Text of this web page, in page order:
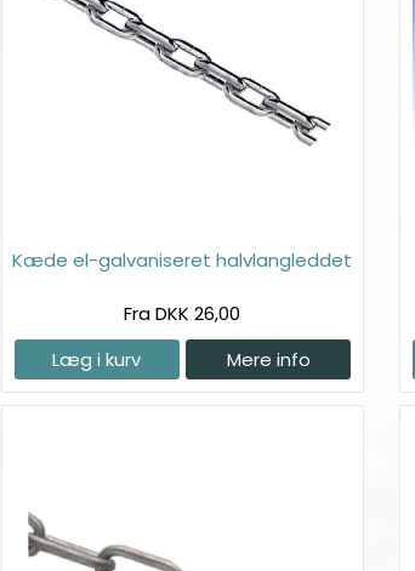
Kæde el-galvaniseret halvlangleddet
Fra DKK 26,00
Læg i kurv
Mere info